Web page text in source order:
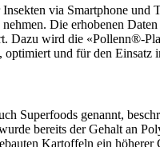
via Smartphone
Die erhobenen
Dazu wird die «Pollenn®-
und für den Einsatz
Superfoods genannt,
bereits der Gehalt an
Kartoffeln ein